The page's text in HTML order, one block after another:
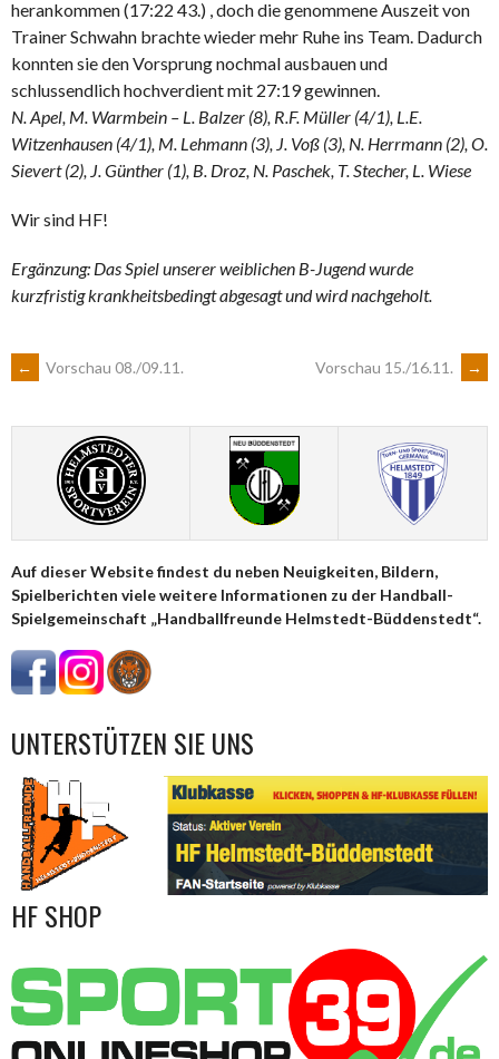
herankommen (17:22 43.) , doch die genommene Auszeit von
Trainer Schwahn brachte wieder mehr Ruhe ins Team. Dadurch
konnten sie den Vorsprung nochmal ausbauen und
schlussendlich hochverdient mit 27:19 gewinnen.
N. Apel, M. Warmbein – L. Balzer (8), R.F. Müller (4/1), L.E.
Witzenhausen (4/1), M. Lehmann (3), J. Voß (3), N. Herrmann (2), O.
Sievert (2), J. Günther (1), B. Droz, N. Paschek, T. Stecher, L. Wiese
Wir sind HF!
Ergänzung: Das Spiel unserer weiblichen B-Jugend wurde
kurzfristig krankheitsbedingt abgesagt und wird nachgeholt.
ARTIKEL-
NAVIGATION
← Vorschau 08./09.11. Vorschau 15./16.11. →
Auf dieser Website findest du neben Neuigkeiten, Bildern,
Spielberichten viele weitere Informationen zu der Handball-
Spielgemeinschaft „Handballfreunde Helmstedt-Büddenstedt“.
UNTERSTÜTZEN SIE UNS
HF SHOP